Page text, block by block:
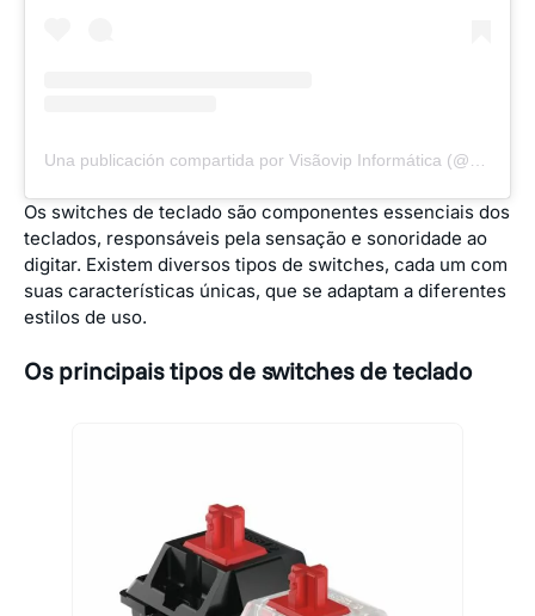
Os switches de teclado são componentes essenciais dos
teclados, responsáveis pela sensação e sonoridade ao
digitar. Existem diversos tipos de switches, cada um com
suas características únicas, que se adaptam a diferentes
estilos de uso.
Os principais tipos de switches de teclado